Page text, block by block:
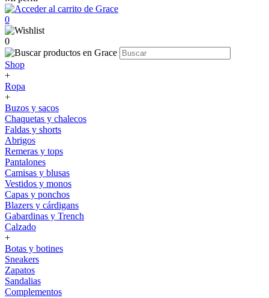
0
0
Shop
+
Ropa
+
Buzos y sacos
Chaquetas y chalecos
Faldas y shorts
Abrigos
Remeras y tops
Pantalones
Camisas y blusas
Vestidos y monos
Capas y ponchos
Blazers y cárdigans
Gabardinas y Trench
Calzado
+
Botas y botines
Sneakers
Zapatos
Sandalias
Complementos